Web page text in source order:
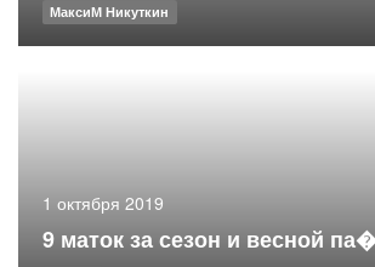
МаксиМ Никуткин
1 октября 2019
9 маток за сезон и весной